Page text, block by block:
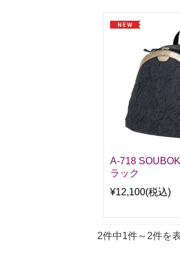
A-718
ラック
¥12,100(税込)
2件中1件～2件を